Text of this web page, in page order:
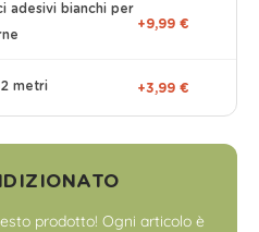
adesivi bianchi per
+9,99 €
2 metri +3,99 €
prodotto! Ogni articolo è